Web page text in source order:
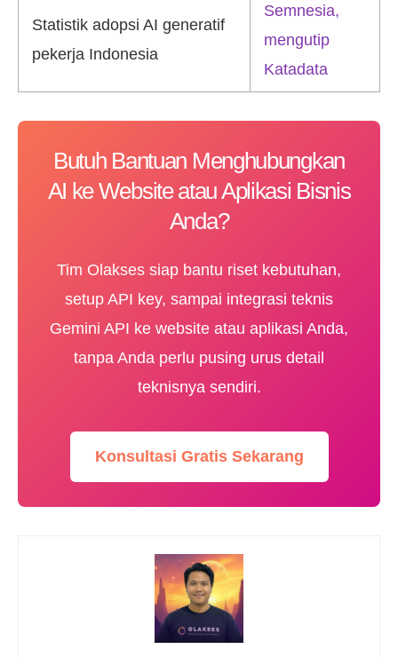
Statistik adopsi AI generatif
pekerja Indonesia
Semnesia,
mengutip
Katadata
Butuh Bantuan Menghubungkan
AI ke Website atau Aplikasi Bisnis
Anda?
Tim Olakses siap bantu riset kebutuhan,
setup API key, sampai integrasi teknis
Gemini API ke website atau aplikasi Anda,
tanpa Anda perlu pusing urus detail
teknisnya sendiri.
Konsultasi Gratis Sekarang